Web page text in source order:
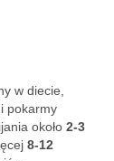
w diecie,
pokarmy
około 2-3
8-12